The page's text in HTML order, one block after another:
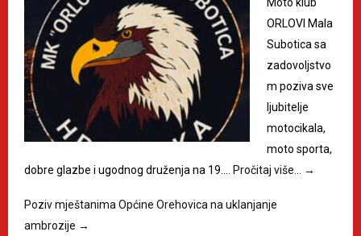
ORLOVI Mala
Subotica sa
zadovoljstvo
m poziva sve
ljubitelje
motocikala,
moto sporta,
dobre glazbe i ugodnog druženja na 19.…
Pročitaj više… →
Poziv mještanima Općine Orehovica na uklanjanje
ambrozije →